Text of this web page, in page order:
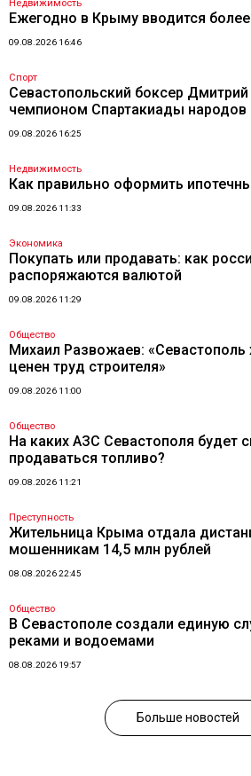
Недвижимость
Ежегодно в Крыму вводится
09.08.2026 16:46
Спорт
Севастопольский боксер
чемпионом Спартакиады народов
09.08.2026 16:25
Недвижимость
Как правильно оформить
09.08.2026 11:33
Экономика
Покупать или продавать: как
распоряжаются валютой
09.08.2026 11:29
Общество
Михаил Развожаев: «Севастополь
ценен труд строителя»
09.08.2026 11:00
Общество
На каких АЗС Севастополя будет
продаваться топливо?
09.08.2026 11:21
Преступность
Жительница Крыма отдала
мошенникам 14,5 млн рублей
08.08.2026 22:45
Общество
В Севастополе создали единую
реками и водоемами
08.08.2026 19:57
Больше новостей